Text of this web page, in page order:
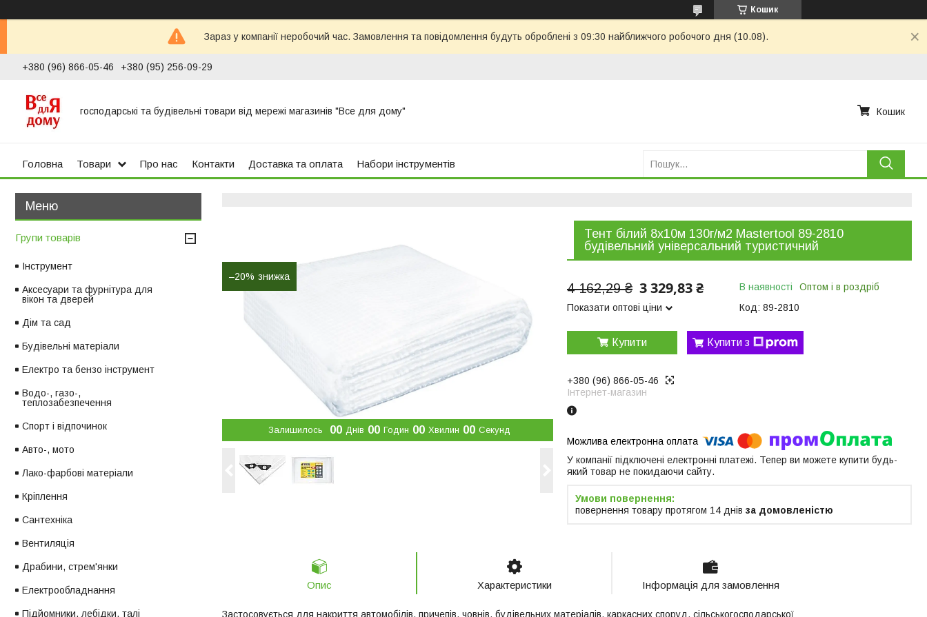
Кошик
Зараз у компанії неробочий час. Замовлення та повідомлення будуть оброблені з 09:30 найближчого робочого дня (10.08).
+380 (96) 866-05-46 +380 (95) 256-09-29
господарські та будівельні товари від мережі магазинів "Все для дому" Кошик
Головна Товари Про нас Контакти Доставка та оплата Набори інструментів
–20%
Залишилось 00 Днів 00 Годин 00 Хвилин 00 Секунд
Тент білий 8х10м 130г/м2 Mastertool 89-2810
будівельний універсальний туристичний
4 162,29 ₴ 3 329,83 ₴
Показати оптові ціни
В наявності
Оптом і в роздріб
Код: 89-2810
Купити Купити з
+380 (96) 866-05-46
Інтернет-магазин
У компанії підключені електронні платежі. Тепер ви можете купити будь-
який товар не покидаючи сайту.
повернення товару протягом 14 днів за домовленістю
Опис Характеристики Інформація для замовлення
Застосовується для накриття автомобілів, причепів, човнів, будівельних матеріалів, каркасних споруд, сільськогосподарської
Групи товарів
Інструмент
Аксесуари та фурнітура для
вікон та дверей
Дім та сад
Будівельні матеріали
Електро та бензо інструмент
Водо-, газо-,
теплозабезпечення
Спорт і відпочинок
Авто-, мото
Лако-фарбові матеріали
Кріплення
Сантехніка
Вентиляція
Драбини, стрем'янки
Електрообладнання
Підйомники, лебідки, талі